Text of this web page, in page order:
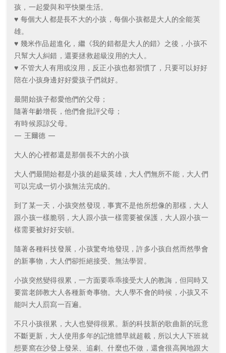
孩，一起愛與和平快樂生活。
♥ 每個大人都是長不大的小孩，每個小孩都是大人的全能英
雄。
♥ 幾米作品超進化，繼《我的錯都是大人的錯》之後，小孩不
只幫大人糾錯，還要拯救超級沒用的大人。
♥ 不管大人有用或沒用，反正小孩也都習慣了，只要可以好好
陪在小孩身邊好好愛孩子們就好。
最開始孩子都愛他們的父母；
隨著年齡增長，他們會批評父母；
有時候原諒父母。
— 王爾德 —
大人的心裡都還是那個長不大的小孩
大人們最開始都是小孩的超級英雄，大人們無所不能，大人們
可以完成一切小孩無法完成的。
到了某一天，小孩突然發現，事實不是他所想像的那樣，大人
跟小孩一樣脆弱，大人跟小孩一樣需要被保護，大人跟小孩一
樣需要被好好安頓。
隨著各種科技發展，小孩驚奇地發現，許多小孩自然而然學會
的新事物，大人們卻拒絕接受、無法學習。
小孩突然變得很累，一方面要乖乖接受大人的教誨，但同時又
要當老師教大人各種新奇事物。大人學不會的時候，小孩又不
能叫大人罰寫一百遍。
不只小孩很累，大人也變得很累。新的科技新的歌曲新的玩意
不斷更新，大人使用多年的記憶體早就超載，所以大人下班就
想要窩在沙發上發呆、追劇、什麼也不做，還會很高興地跟大